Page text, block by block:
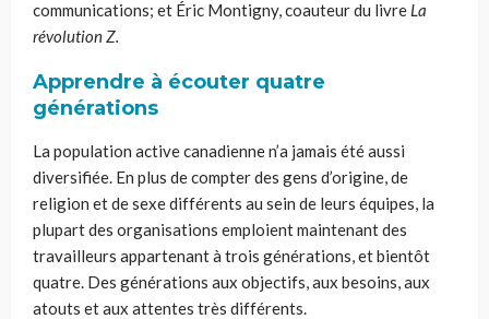
communications; et Éric Montigny, coauteur du livre La
révolution Z.
Apprendre à écouter quatre
générations
La population active canadienne n’a jamais été aussi
diversifiée. En plus de compter des gens d’origine, de
religion et de sexe différents au sein de leurs équipes, la
plupart des organisations emploient maintenant des
travailleurs appartenant à trois générations, et bientôt
quatre. Des générations aux objectifs, aux besoins, aux
atouts et aux attentes très différents.